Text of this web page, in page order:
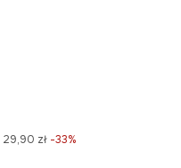
29,90 zł -33%